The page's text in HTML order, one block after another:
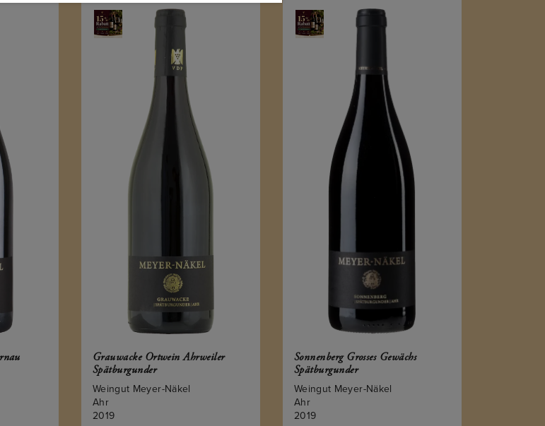
Grauwacke Ortwein Ahrweiler
Spätburgunder
Weingut Meyer-Näkel
Ahr
2019
Sonnenberg Grosses Gewächs
Spätburgunder
Weingut Meyer-Näkel
Ahr
2019